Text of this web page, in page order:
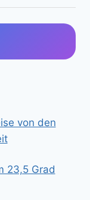
von den
23,5 Grad